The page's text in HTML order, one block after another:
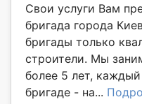
Свои услуги Вам
бригада города
бригады только
строители. Мы
более 5 лет,
бригаде - на...